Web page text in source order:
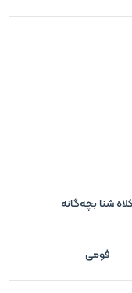
کلاه شنا بچه‌گانه
فومی